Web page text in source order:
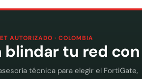
AUTORIZADO · COLOMBIA
blindar tu red
técnica para elegir el FortiGate,